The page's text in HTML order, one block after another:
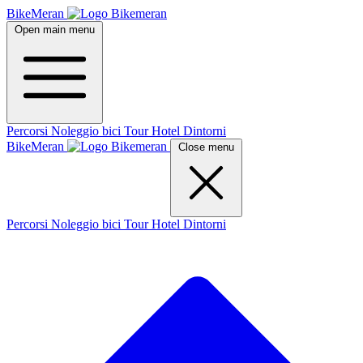
BikeMeran
Open main menu
Percorsi Noleggio bici TourHotel Dintorni
BikeMeran
Close menu
Percorsi Noleggio bici TourHotel Dintorni